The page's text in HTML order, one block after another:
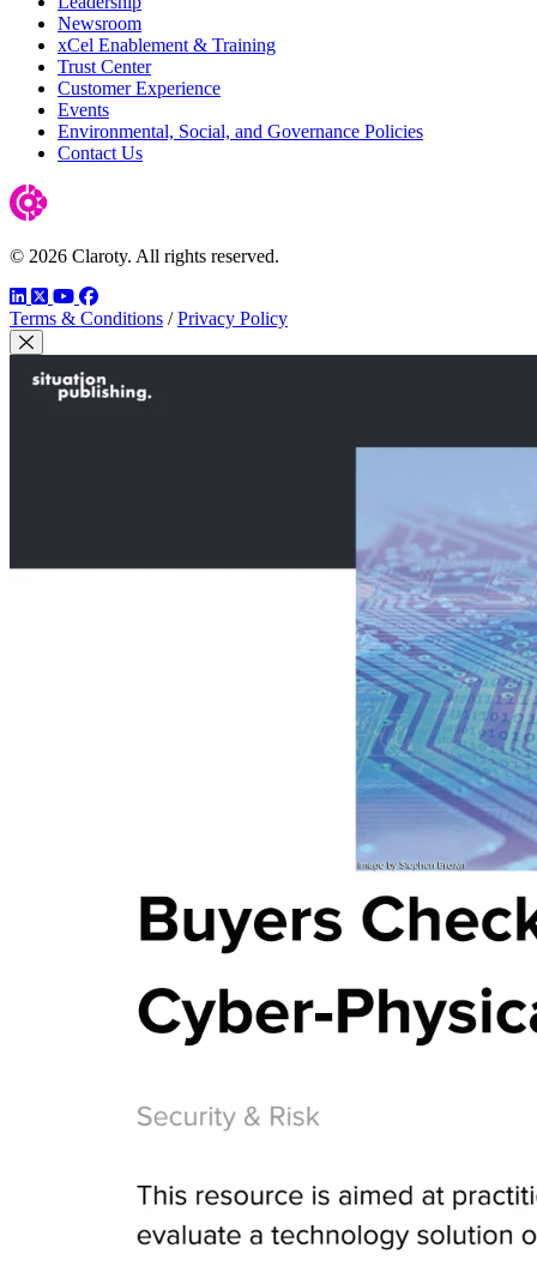
Newsroom
xCel Enablement & Training
Trust Center
Customer Experience
Events
Environmental, Social, and Governance Policies
Contact Us
© 2026 Claroty. All rights reserved.
LinkedIn
TwitterYouTube
Facebook
Terms & Conditions / Privacy Policy
Close Modal